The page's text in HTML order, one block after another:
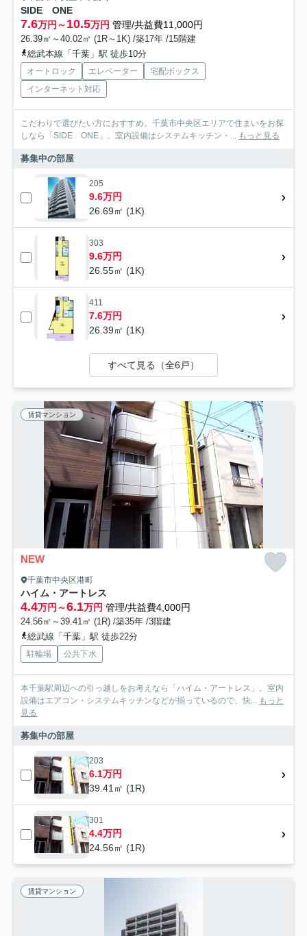
SIDE ONE
7.6万円～10.5万円 管理/共益費11,000円
26.39㎡～40.02㎡ (1R～1K) /築17年 /15階建
総武本線「千葉」駅 徒歩10分
オートロック エレベーター
宅配ボックス
インターネット対応
こだわりで選びたい方におすすめ。千葉市中央区エリアで住まいをお探
しなら「SIDE ONE」。室内設備はシステムキッチン・... もっと見る
募集中の部屋
205
9.6万円
26.69㎡ (1K)
303
9.6万円
26.55㎡ (1K)
411
7.6万円
26.39㎡ (1K)
すべて見る（全6戸）
賃貸マンション
NEW
千葉市中央区港町
ハイム・アートレス
4.4万円～6.1万円 管理/共益費4,000円
24.56㎡～39.41㎡ (1R) /築35年 /3階建
総武線「千葉」駅 徒歩22分
駐輪場 公共下水
本千葉駅周辺への引っ越しをお考えなら「ハイム・アートレス」。室内
設備はエアコン・システムキッチンなどが揃っているので、快... もっと
見る
募集中の部屋
203
6.1万円
39.41㎡ (1R)
301
4.4万円
24.56㎡ (1R)
賃貸マンション